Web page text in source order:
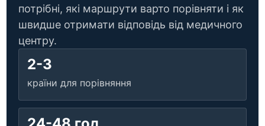
потрібні, які маршрути варто порівняти і як
швидше отримати відповідь від медичного
центру.
2-3
країни для порівняння